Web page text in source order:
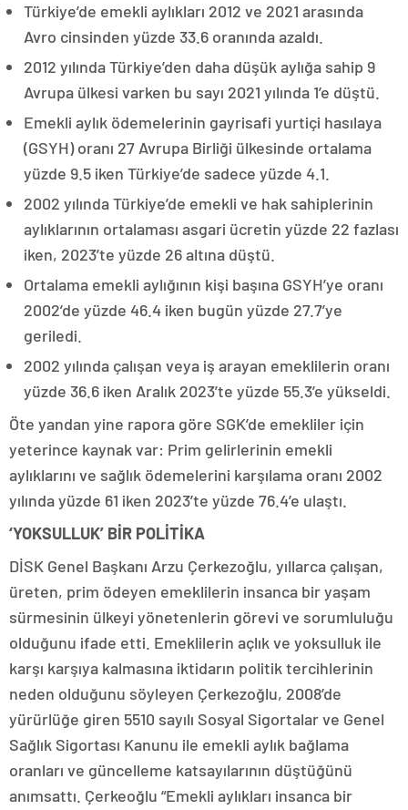
Türkiye’de emekli aylıkları 2012 ve 2021 arasında
Avro cinsinden yüzde 33.6 oranında azaldı.
2012 yılında Türkiye’den daha düşük aylığa sahip 9
Avrupa ülkesi varken bu sayı 2021 yılında 1’e düştü.
Emekli aylık ödemelerinin gayrisafi yurtiçi hasılaya
(GSYH) oranı 27 Avrupa Birliği ülkesinde ortalama
yüzde 9.5 iken Türkiye’de sadece yüzde 4.1.
2002 yılında Türkiye’de emekli ve hak sahiplerinin
aylıklarının ortalaması asgari ücretin yüzde 22 fazlası
iken, 2023’te yüzde 26 altına düştü.
Ortalama emekli aylığının kişi başına GSYH’ye oranı
2002’de yüzde 46.4 iken bugün yüzde 27.7’ye
geriledi.
2002 yılında çalışan veya iş arayan emeklilerin oranı
yüzde 36.6 iken Aralık 2023’te yüzde 55.3’e yükseldi.
Öte yandan yine rapora göre SGK’de emekliler için
yeterince kaynak var: Prim gelirlerinin emekli
aylıklarını ve sağlık ödemelerini karşılama oranı 2002
yılında yüzde 61 iken 2023’te yüzde 76.4’e ulaştı.
‘YOKSULLUK’ BİR POLİTİKA
DİSK Genel Başkanı Arzu Çerkezoğlu, yıllarca çalışan,
üreten, prim ödeyen emeklilerin insanca bir yaşam
sürmesinin ülkeyi yönetenlerin görevi ve sorumluluğu
olduğunu ifade etti. Emeklilerin açlık ve yoksulluk ile
karşı karşıya kalmasına iktidarın politik tercihlerinin
neden olduğunu söyleyen Çerkezoğlu, 2008’de
yürürlüğe giren 5510 sayılı Sosyal Sigortalar ve Genel
Sağlık Sigortası Kanunu ile emekli aylık bağlama
oranları ve güncelleme katsayılarının düştüğünü
anımsattı. Çerkeoğlu “Emekli aylıkları insanca bir